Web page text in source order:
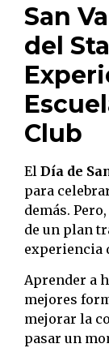
San
del
Club
El Día de
para
demás.
de un plan
experiencia
Aprender a
mejores
mejorar la
pasar un